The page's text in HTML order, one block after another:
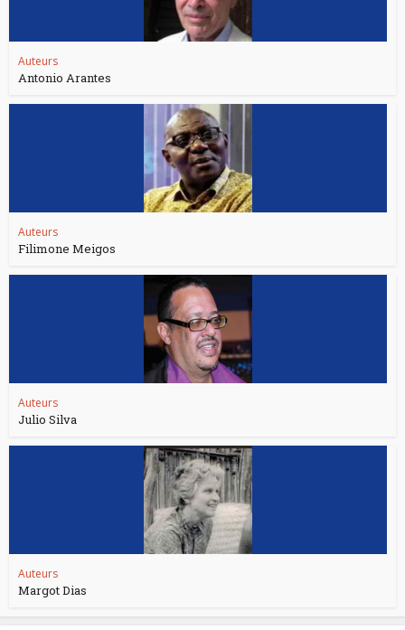
Auteurs
Antonio Arantes
Auteurs
Filimone Meigos
Auteurs
Julio Silva
Auteurs
Margot Dias